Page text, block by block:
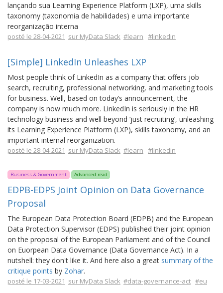
lançando sua Learning Experience Platform (LXP), uma skills
taxonomy (taxonomia de habilidades) e uma importante
reorganização interna
posté le 28-04-2021 sur MyData Slack #learn #linkedin
[Simple] LinkedIn Unleashes LXP
Most people think of LinkedIn as a company that offers job
search, recruiting, professional networking, and marketing tools
for business. Well, based on today’s announcement, the
company is now much more. LinkedIn is seriously in the HR
technology business and well beyond ‘just recruiting’, unleashing
its Learning Experience Platform (LXP), skills taxonomy, and an
important internal reorganization.
posté le 28-04-2021 sur MyData Slack #learn #linkedin
Business & Government Advanced read
EDPB-EDPS Joint Opinion on Data Governance
Proposal
The European Data Protection Board (EDPB) and the European
Data Protection Supervisor (EDPS) published their joint opinion
on the proposal of the European Parliament and of the Council
on Euorpean Data Governance (Data Governance Act). In a
nutshell: they don't like it. And here also a great summary of the
critique points by Zohar.
posté le 17-03-2021 sur MyData Slack #data-governance-act #eu